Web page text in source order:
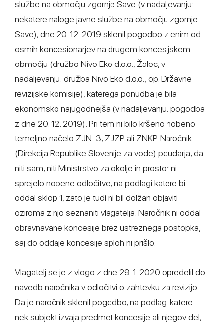
službe na območju zgornje Save (v nadaljevanju:
nekatere naloge javne službe na območju zgornje
Save), dne 20. 12. 2019 sklenil pogodbo z enim od
osmih koncesionarjev na drugem koncesijskem
območju (družbo Nivo Eko d.o.o., Žalec, v
nadaljevanju: družba Nivo Eko d.o.o.; op. Državne
revizijske komisije), katerega ponudba je bila
ekonomsko najugodnejša (v nadaljevanju: pogodba
z dne 20. 12. 2019). Pri tem ni bilo kršeno nobeno
temeljno načelo ZJN-3, ZJZP ali ZNKP. Naročnik
(Direkcija Republike Slovenije za vode) poudarja, da
niti sam, niti Ministrstvo za okolje in prostor ni
sprejelo nobene odločitve, na podlagi katere bi
oddal sklop 1, zato je tudi ni bil dolžan objaviti
oziroma z njo seznaniti vlagatelja. Naročnik ni oddal
obravnavane koncesije brez ustreznega postopka,
saj do oddaje koncesije sploh ni prišlo.
Vlagatelj se je z vlogo z dne 29. 1. 2020 opredelil do
navedb naročnika v odločitvi o zahtevku za revizijo.
Da je naročnik sklenil pogodbo, na podlagi katere
nek subjekt izvaja predmet koncesije ali njegov del,